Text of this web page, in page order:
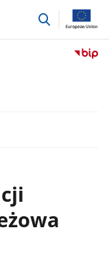
przejdź
Przejdź